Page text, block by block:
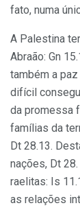
fato, numa
A Palestina
Abraão: Gn
também a
difícil
da promessa
famílias da
Dt 28.13.
nações, Dt
raelitas: Is
as relações